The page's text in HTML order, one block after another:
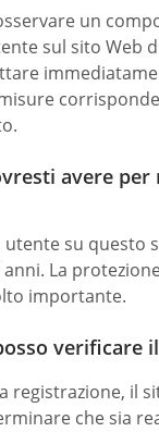
un
sul sito Web
avere
utente su questo
La
importante.
verificare
registrazione, il
che sia